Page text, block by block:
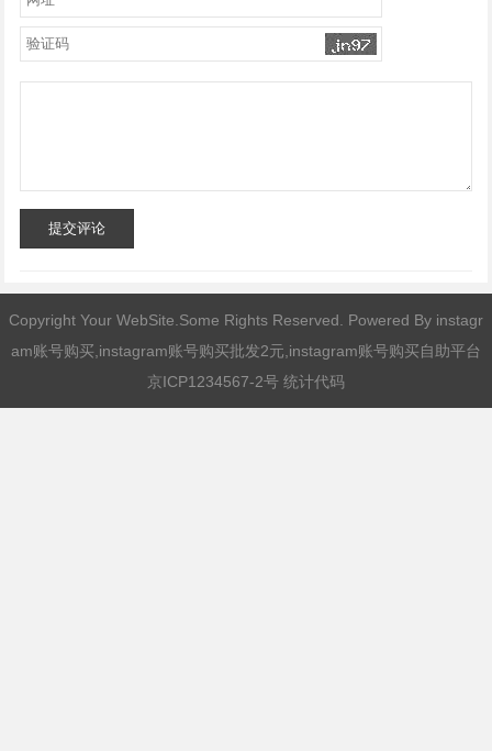
提交评论
Copyright Your WebSite.Some Rights Reserved. Powered By instagr
am账号购买,instagram账号购买批发2元,instagram账号购买自助平台
京ICP1234567-2号 统计代码